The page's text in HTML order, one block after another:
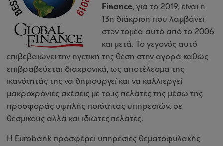
Finance, για το 2019, είναι η
13η διάκριση που λαμβάνει
στον τομέα αυτό από το 2006
και μετά. Το γεγονός αυτό
επιβεβαιώνει την ηγετική της θέση στην αγορά καθώς
επιβραβεύεται διαχρονικά, ως αποτέλεσμα της
ικανότητάς της να δημιουργεί και να καλλιεργεί
μακροχρόνιες σχέσεις με τους πελάτες της μέσω της
προσφοράς υψηλής ποιότητας υπηρεσιών, σε
θεσμικούς αλλά και ιδιώτες πελάτες.
Η Eurobank προσφέρει υπηρεσίες θεματοφυλακής